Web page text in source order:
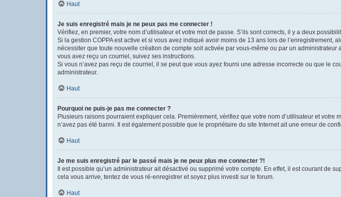
Haut
Je suis enregistré mais je ne peux pas me connecter !
Vérifiez, en premier, votre nom d’utilisateur et votre mot de passe. S’ils sont corrects, il y a deux
Si la gestion COPPA est active et si vous avez indiqué avoir moins de 13 ans lors de
nécessiter que toute nouvelle création de compte soit activée par vous-même ou par un
vous avez reçu un courriel, suivez ses instructions.
Si vous n’avez pas reçu de courriel, il se peut que vous ayez fourni une adresse incorrecte ou que le
administrateur.
Haut
Pourquoi ne puis-je pas me connecter ?
Plusieurs raisons pourraient expliquer cela. Premièrement, vérifiez que votre nom d’utilisateur et
n’avez pas été banni. Il est également possible que le propriétaire du site Internet ait une erreur de
Haut
Je me suis enregistré par le passé mais je ne peux plus me connecter ?!
Il est possible qu’un administrateur ait désactivé ou supprimé votre compte. En effet, il est courant
cela vous arrive, tentez de vous ré-enregistrer et soyez plus investi sur le forum.
Haut